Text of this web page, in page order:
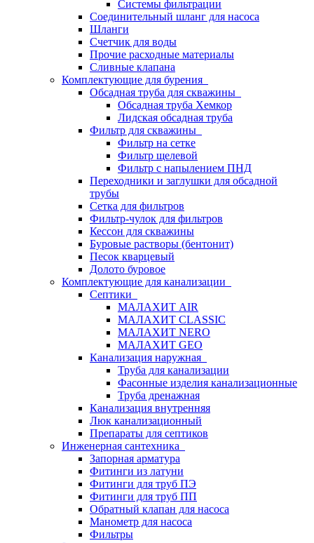
Системы фильтрации
Соединительный шланг для насоса
Шланги
Счетчик для воды
Прочие расходные материалы
Сливные клапана
Комплектующие для бурения
Обсадная труба для скважины
Обсадная труба Хемкор
Лидская обсадная труба
Фильтр для скважины
Фильтр на сетке
Фильтр щелевой
Фильтр с напылением ПНД
Переходники и заглушки для обсадной
трубы
Сетка для фильтров
Фильтр-чулок для фильтров
Кессон для скважины
Буровые растворы (бентонит)
Песок кварцевый
Долото буровое
Комплектующие для канализации
Септики
МАЛАХИТ AIR
МАЛАХИТ CLASSIC
МАЛАХИТ NERO
МАЛАХИТ GEO
Канализация наружная
Труба для канализации
Фасонные изделия канализационные
Труба дренажная
Канализация внутренняя
Люк канализационный
Препараты для септиков
Инженерная сантехника
Запорная арматура
Фитинги из латуни
Фитинги для труб ПЭ
Фитинги для труб ПП
Обратный клапан для насоса
Манометр для насоса
Фильтры